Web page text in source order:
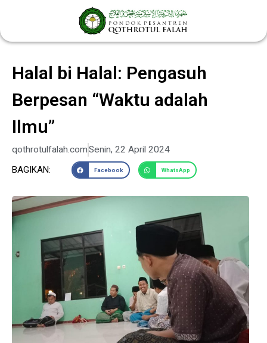
konten
Halal bi Halal: Pengasuh
Berpesan “Waktu adalah
Ilmu”
qothrotulfalah.comSenin, 22 April 2024
BAGIKAN:
Facebook WhatsApp